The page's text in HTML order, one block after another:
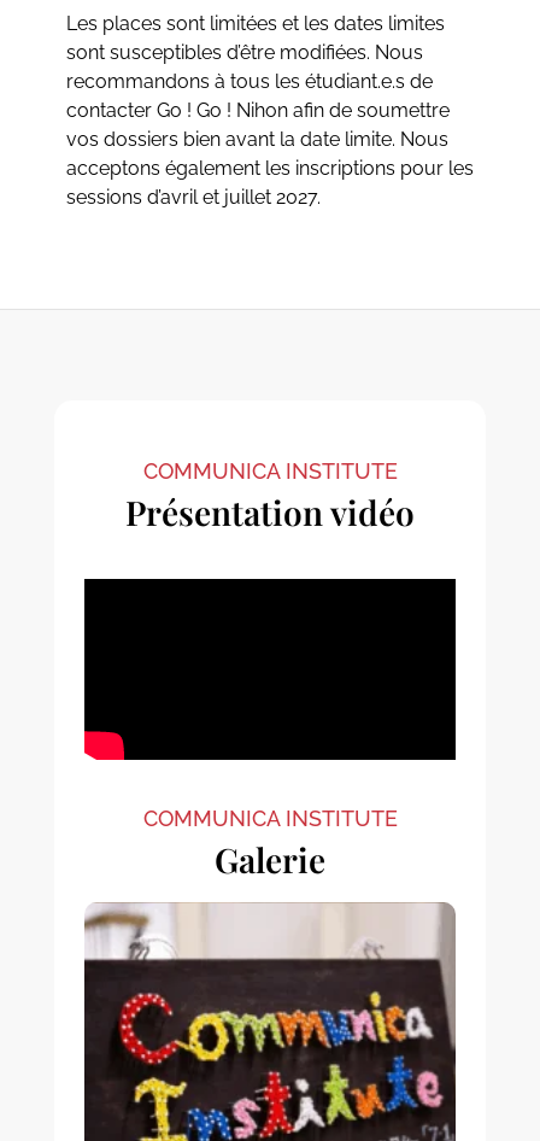
Les places sont limitées et les dates limites
sont susceptibles d’être modifiées. Nous
recommandons à tous les étudiant.e.s de
contacter Go ! Go ! Nihon afin de soumettre
vos dossiers bien avant la date limite. Nous
acceptons également les inscriptions pour les
sessions d’avril et juillet 2027.
COMMUNICA INSTITUTE
Présentation vidéo
COMMUNICA INSTITUTE
Galerie